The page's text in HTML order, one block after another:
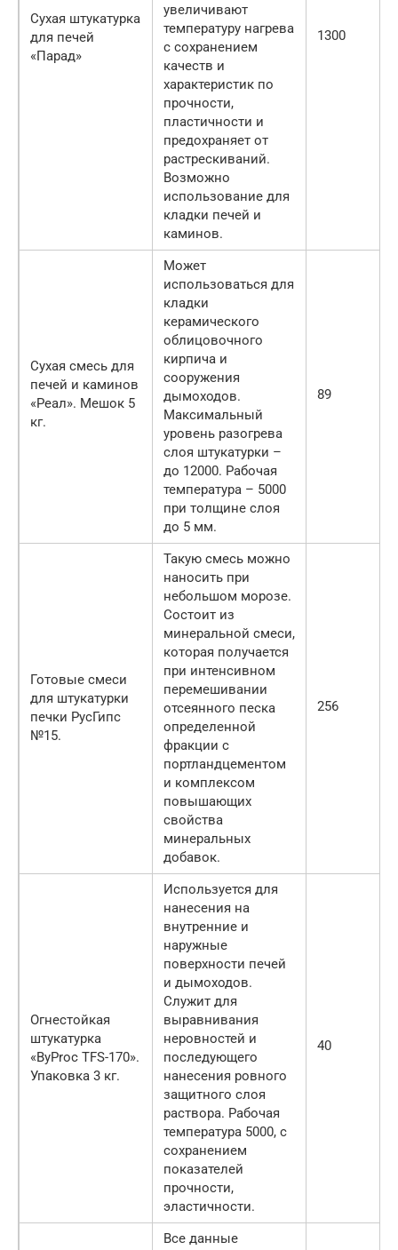
Сухая штукатурка
для печей
«Парад»
увеличивают
температуру нагрева
с сохранением
качеств и
характеристик по
прочности,
пластичности и
предохраняет от
растрескиваний.
Возможно
использование для
кладки печей и
каминов.
1300
Сухая смесь для
печей и каминов
«Реал». Мешок 5
кг.
Может
использоваться для
кладки
керамического
облицовочного
кирпича и
сооружения
дымоходов.
Максимальный
уровень разогрева
слоя штукатурки –
до 12000. Рабочая
температура – 5000
при толщине слоя
до 5 мм.
89
Готовые смеси
для штукатурки
печки РусГипс
№15.
Такую смесь можно
наносить при
небольшом морозе.
Состоит из
минеральной смеси,
которая получается
при интенсивном
перемешивании
отсеянного песка
определенной
фракции с
портландцементом
и комплексом
повышающих
свойства
минеральных
добавок.
256
Огнестойкая
штукатурка
«ByProc TFS-170».
Упаковка 3 кг.
Используется для
нанесения на
внутренние и
наружные
поверхности печей
и дымоходов.
Служит для
выравнивания
неровностей и
последующего
нанесения ровного
защитного слоя
раствора. Рабочая
температура 5000, с
сохранением
показателей
прочности,
эластичности.
40
Все данные